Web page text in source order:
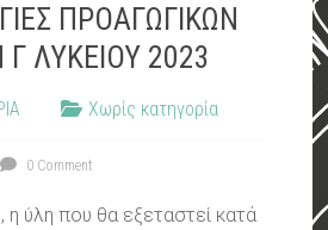
ΠΡΟΑΓΩΓΙΚΩΝ
ΛΥΚΕΙΟΥ 2023
Χωρίς κατηγορία
0 Comment
η ύλη που θα εξεταστεί κατά